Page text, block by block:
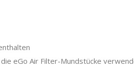
eGo Air Filter-Mundstücke